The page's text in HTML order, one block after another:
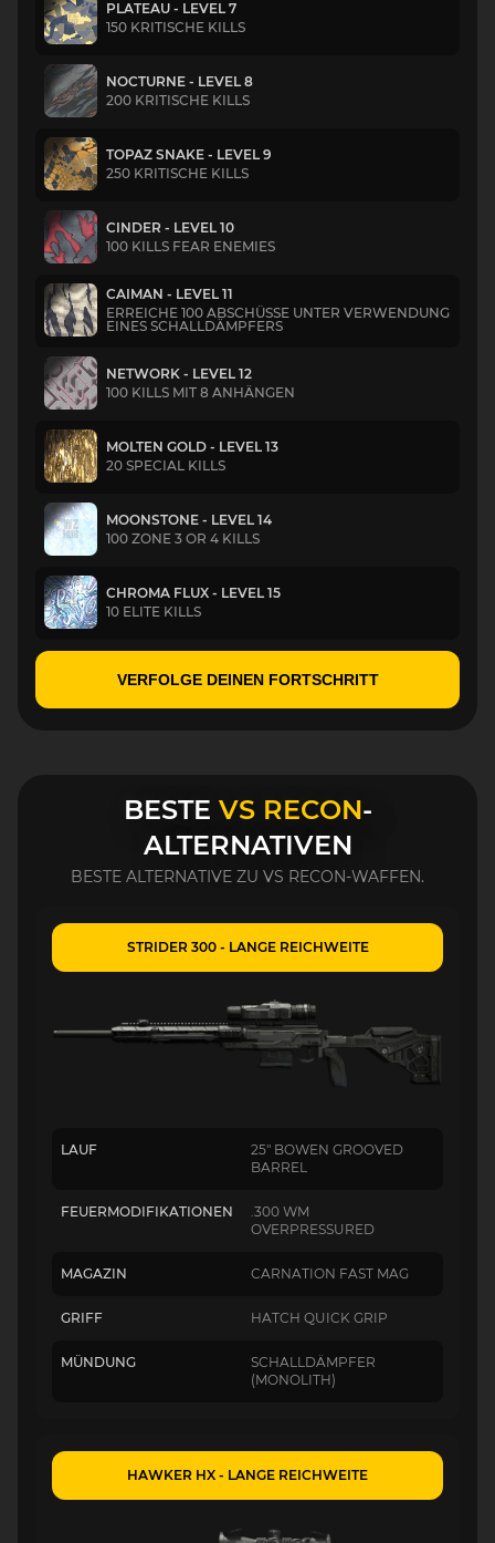
PLATEAU - LEVEL 7
150 KRITISCHE KILLS
NOCTURNE - LEVEL 8
200 KRITISCHE KILLS
TOPAZ SNAKE - LEVEL 9
250 KRITISCHE KILLS
CINDER - LEVEL 10
100 KILLS FEAR ENEMIES
CAIMAN - LEVEL 11
ERREICHE 100 ABSCHÜSSE UNTER VERWENDUNG
EINES SCHALLDÄMPFERS
NETWORK - LEVEL 12
100 KILLS MIT 8 ANHÄNGEN
MOLTEN GOLD - LEVEL 13
20 SPECIAL KILLS
MOONSTONE - LEVEL 14
100 ZONE 3 OR 4 KILLS
CHROMA FLUX - LEVEL 15
10 ELITE KILLS
VERFOLGE DEINEN FORTSCHRITT
BESTE VS RECON-
ALTERNATIVEN
BESTE ALTERNATIVE ZU VS RECON-WAFFEN.
STRIDER 300 - LANGE REICHWEITE
LAUF
25" BOWEN GROOVED
BARREL
FEUERMODIFIKATIONEN
.300 WM
OVERPRESSURED
MAGAZIN CARNATION FAST MAG
GRIFF HATCH QUICK GRIP
MÜNDUNG
SCHALLDÄMPFER
(MONOLITH)
HAWKER HX - LANGE REICHWEITE